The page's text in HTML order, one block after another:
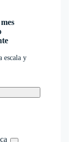
escala y